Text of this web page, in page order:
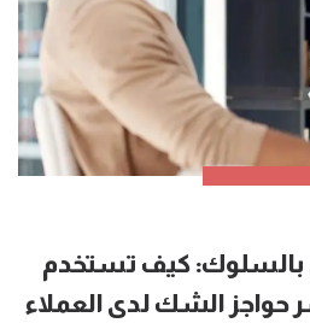
بالسلوك: كيف تستخدم
حواجز الشك لدى العملاء